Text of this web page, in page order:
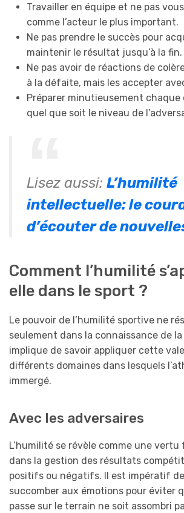
Travailler en équipe et ne pas
comme l’acteur le plus important.
Ne pas prendre le succès pour
maintenir le résultat jusqu’à la fin.
Ne pas avoir de réactions de
à la défaite, mais les accepter
Préparer minutieusement chaque
quel que soit le niveau de
Lisez aussi: L’humilité
intellectuelle: le
d’écouter de
Comment l’humilité
elle dans le sport ?
Le pouvoir de l’humilité sportive ne
seulement dans la connaissance de
implique de savoir appliquer cette
différents domaines dans lesquels
immergé.
Avec les adversaires
L’humilité se révèle comme une
dans la gestion des résultats
positifs ou négatifs. Il est impératif
succomber aux émotions pour éviter
passe sur le terrain ne soit assombri